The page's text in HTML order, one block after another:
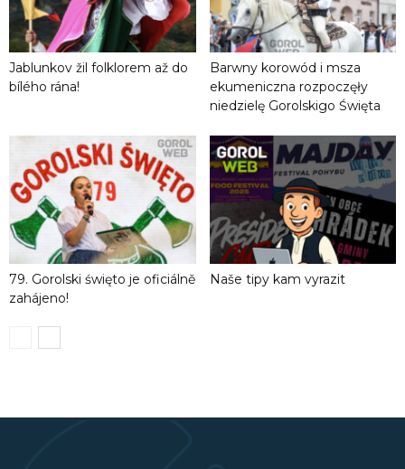
Jablunkov žil folklorem až do
bílého rána!
Barwny korowód i msza
ekumeniczna rozpoczęły
niedzielę Gorolskigo Święta
79. Gorolski święto je oficiálně
zahájeno!
Naše tipy kam vyrazit